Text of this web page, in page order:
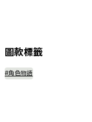
圖款標籤
#角色物語